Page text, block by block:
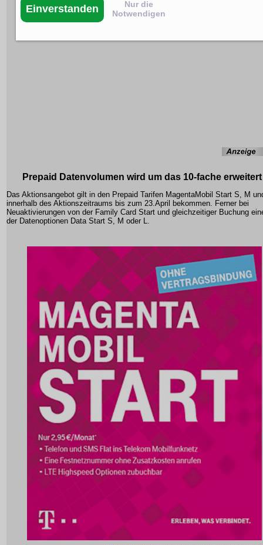
Prepaid Datenvolumen wird um das 10-fache erweitert
Das Aktionsangebot gilt in den Prepaid Tarifen MagentaMobil Start S, M
innerhalb des Aktionszeitraums bis zum 23.April bekommen. Ferner bei
Neuaktivierungen von der Family Card Start und gleichzeitiger Buchung
der Datenoptionen Data Start S, M oder L.
Einverstanden
Nur die
Notwendigen